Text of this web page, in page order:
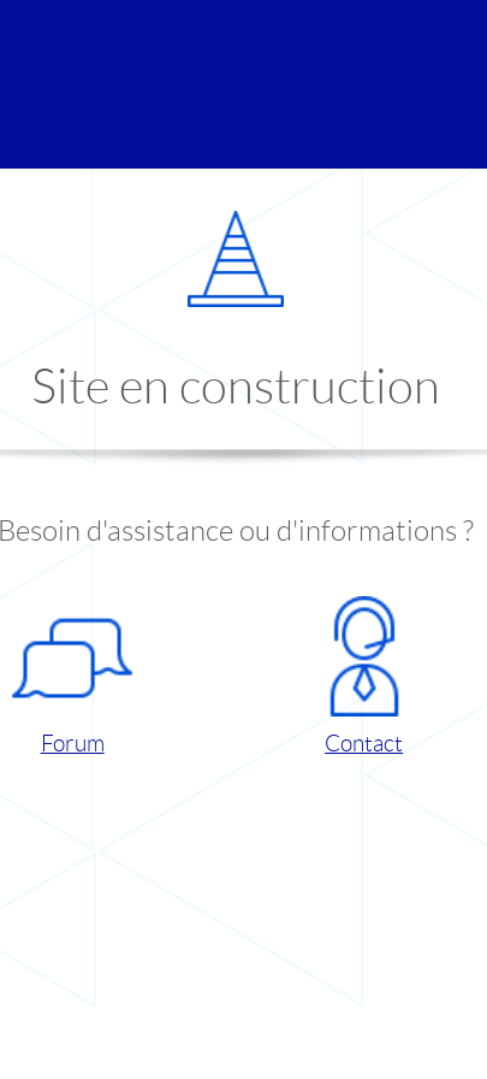
Site en construction
Besoin d'assistance ou d'informations ?
Forum Contact